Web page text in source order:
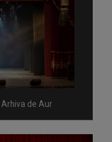
Arhiva de Aur